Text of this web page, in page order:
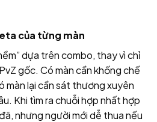
của từng màn
dựa trên combo, thay vì chỉ
gốc. Có màn cần khống chế
màn lại cần sát thương xuyên
Khi tìm ra chuỗi hợp nhất hợp
nhưng người mới dễ thua nếu